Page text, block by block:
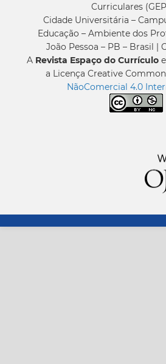
Curriculares
Cidade Universitária –
Educação – Ambiente dos
João Pessoa – PB – Brasil |
A Revista Espaço do Currículo
a Licença Creative
NãoComercial 4.0